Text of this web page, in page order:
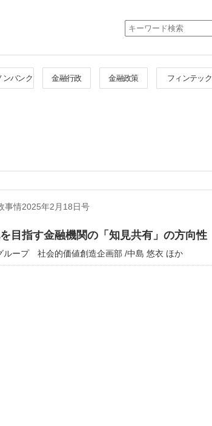
イ
ン
テ
ン
ンバンク 金融行政 金融政策 フィンテック
事情2025年2月18日号
目指す金融機関の「知見共有」の方向性
ループ 社会的価値創造企画部 /中島 悠衣 ほか